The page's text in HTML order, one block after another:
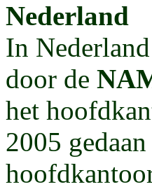
Nederland
In
door de
het
2005